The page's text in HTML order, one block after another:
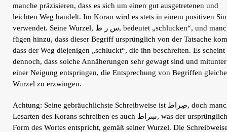
manche präzisieren, dass es sich um einen gut ausgetretenen und
leichten Weg handelt. Im Koran wird es stets in einem positiven
verwendet. Seine Wurzel, س ر ط, bedeutet „schlucken“, und manche
fügen hinzu, dass dieser Begriff ursprünglich von der Tatsache
dass der Weg diejenigen „schluckt“, die ihn beschreiten. Es
dennoch, dass solche Annäherungen sehr gewagt sind und mitunter
einer Neigung entspringen, die Entsprechung von Begriffen
Wurzel zu erzwingen.
Achtung: Seine gebräuchlichste Schreibweise ist صِراط, doch manche
Lesarten des Korans schreiben es auch سِراط, was der ursprünglichen
Form des Wortes entspricht, gemäß seiner Wurzel. Die